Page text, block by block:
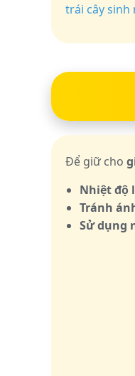
trái cây sinh
Để giữ cho
Nhiệt độ
Tránh
Sử dụng